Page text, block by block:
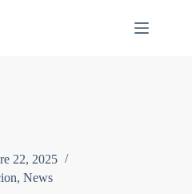
22, 2025
, News